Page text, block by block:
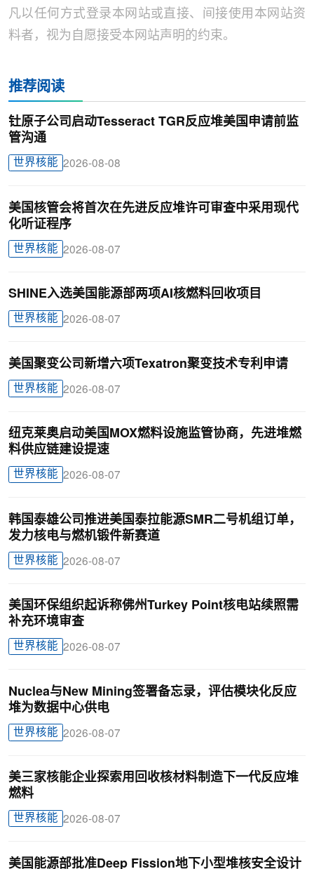
凡以任何方式登录本网站或直接、间接使用本网站资
料者，视为自愿接受本网站声明的约束。
推荐阅读
钍原子公司启动Tesseract TGR反应堆美国申请前监
管沟通
世界核能 2026-08-08
美国核管会将首次在先进反应堆许可审查中采用现代
化听证程序
世界核能 2026-08-07
SHINE入选美国能源部两项AI核燃料回收项目
世界核能 2026-08-07
美国聚变公司新增六项Texatron聚变技术专利申请
世界核能 2026-08-07
纽克莱奥启动美国MOX燃料设施监管协商，先进堆燃
料供应链建设提速
世界核能 2026-08-07
韩国泰雄公司推进美国泰拉能源SMR二号机组订单，
发力核电与燃机锻件新赛道
世界核能 2026-08-07
美国环保组织起诉称佛州Turkey Point核电站续照需
补充环境审查
世界核能 2026-08-07
Nuclea与New Mining签署备忘录，评估模块化反应
堆为数据中心供电
世界核能 2026-08-07
美三家核能企业探索用回收核材料制造下一代反应堆
燃料
世界核能 2026-08-07
美国能源部批准Deep Fission地下小型堆核安全设计